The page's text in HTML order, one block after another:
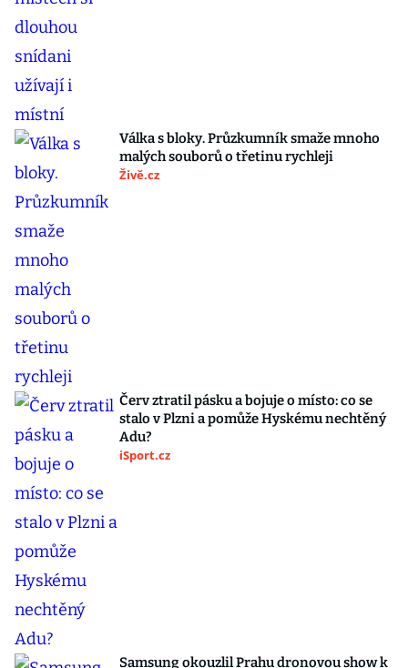
Válka s bloky. Průzkumník smaže mnoho
malých souborů o třetinu rychleji
Živě.cz
Červ ztratil pásku a bojuje o místo: co se
stalo v Plzni a pomůže Hyskému nechtěný
Adu?
iSport.cz
Samsung okouzlil Prahu dronovou show k